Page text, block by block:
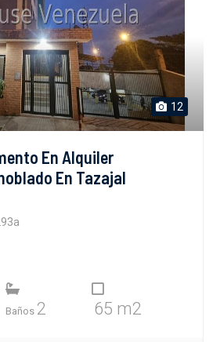
12
En Alquiler
En Tazajal
Baños 2 65 m2